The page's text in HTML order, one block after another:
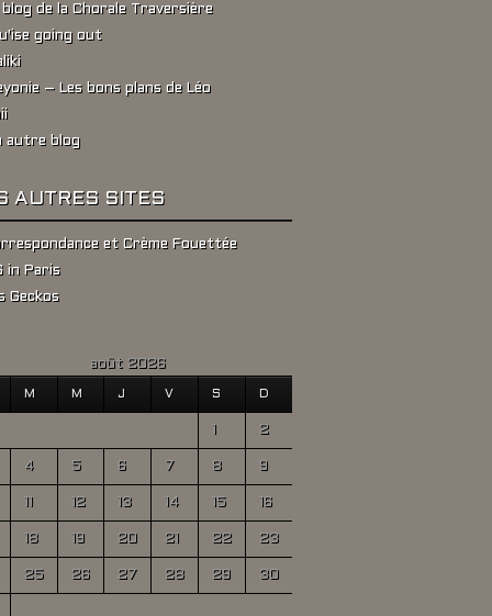
blog de la Chorale Traversière
going out
– Les bons plans de Léo
autre blog
AUTRES SITES
et Crème Fouettée
in Paris
Geckos
août 2026
M M J V S D
1 2
4 5 6 7 8 9
11 12 13 14 15 16
18 19 20 21 22 23
25 26 27 28 29 30